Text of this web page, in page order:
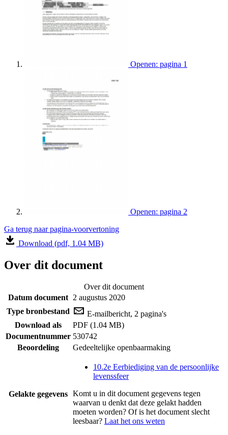
Openen: pagina 1
Openen: pagina 2
Ga terug naar pagina-voorvertoning
Download (pdf, 1.04 MB)
Over dit document
Over dit document
Datum document 2 augustus 2020
Type bronbestand
E-mailbericht, 2 pagina's
Download als
PDF (1.04 MB)
Documentnummer 530742
Beoordeling
Gedeeltelijke openbaarmaking
Gelakte gegevens
10.2e Eerbiediging van de persoonlijke
levenssfeer
Komt u in dit document gegevens tegen
waarvan u denkt dat deze gelakt hadden
moeten worden? Of is het document slecht
leesbaar? Laat het ons weten